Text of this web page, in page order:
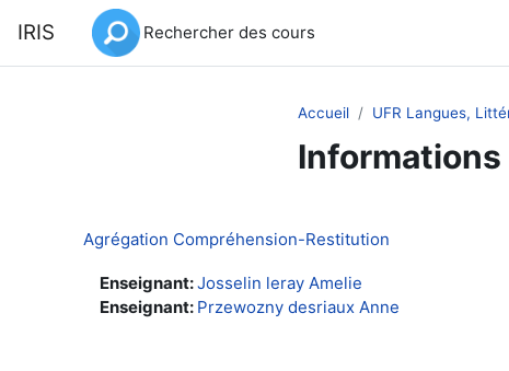
Passer au contenu principal
IRIS Rechercher des cours
Accueil UFR Langues,
Agrégation Compréhension-Restitution
Enseignant:Josselin leray Amelie
Enseignant: Przewozny desriaux Anne